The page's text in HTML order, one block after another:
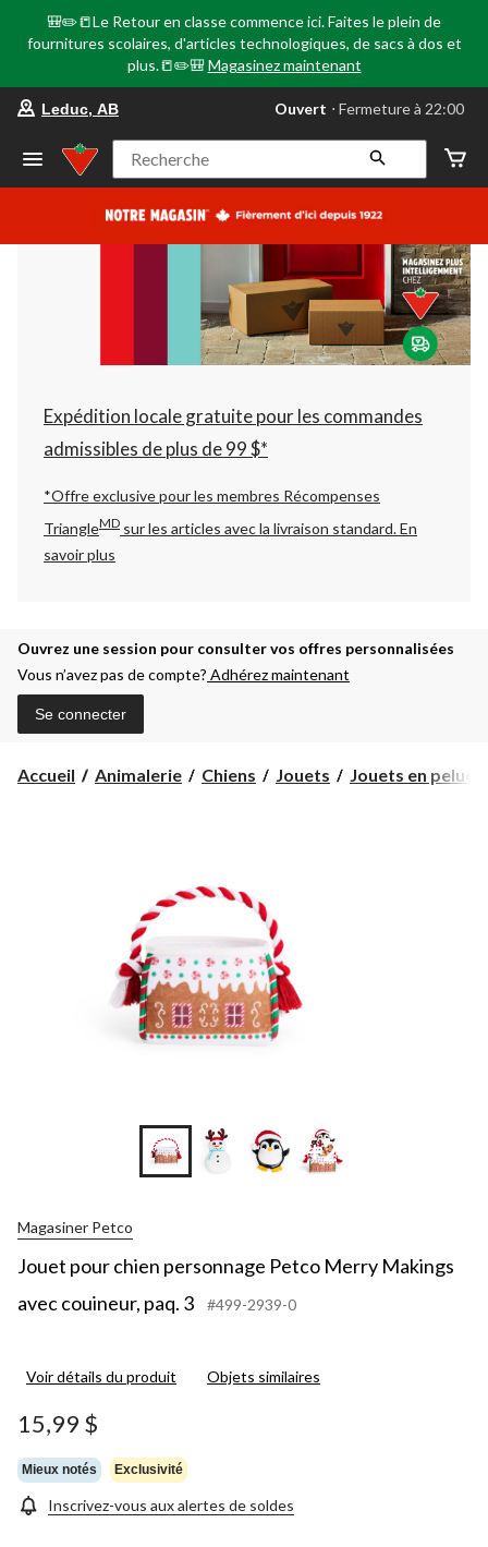
🎒✏️📒Le Retour en classe commence ici. Faites le plein de
fournitures scolaires, d'articles technologiques, de sacs à dos et
plus.📒✏️🎒 Magasinez maintenant
votre
préféré
Leduc,
AB,
courament
Fermeture
à
22:00
cliquer
pour
changer
Leduc, AB Ouvert ⋅ Fermeture à 22:00
Recherche
Expédition locale gratuite pour les commandes
admissibles de plus de 99 $*
*Offre exclusive pour les membres Récompenses
TriangleMD sur les articles avec la livraison standard.En
savoir plus
Ouvrez une session pour consulter vos offres personnalisées
Vous n’avez pas de compte? Adhérez maintenant
Se connecter
Accueil Animalerie Chiens Jouets Jouets en
+2
Magasiner Petco
Jouet pour chien personnage Petco Merry Makings
avec couineur, paq. 3
#499-2939-0
Voir détails du produit Objets similaires
15,99 $
Mieux notés Exclusivité
Inscrivez-vous aux alertes de soldes